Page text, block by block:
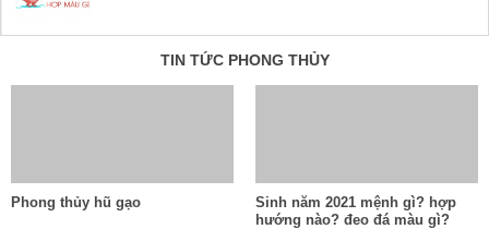
TIN TỨC PHONG THỦY
Phong thủy hũ gạo
Sinh năm 2021 mệnh gì? hợp
hướng nào? đeo đá màu gì?